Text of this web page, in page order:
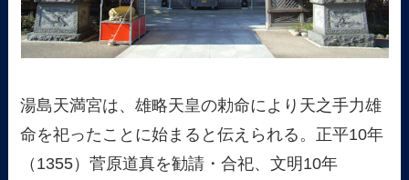
湯島天満宮は、雄略天皇の勅命により天之手力雄
命を祀ったことに始まると伝えられる。正平10年
（1355）菅原道真を勧請・合祀、文明10年